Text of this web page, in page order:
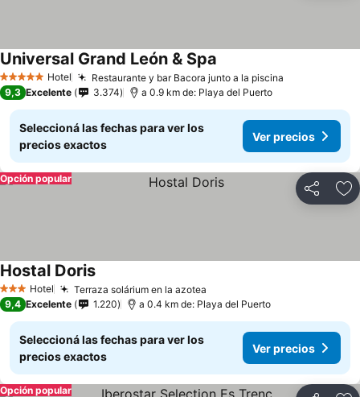
5 Estrellas Hotel Restaurante y bar Bacora junto a la piscina
Universal Grand León & Spa
9,3 Excelente 3.374 a 0.9 km de: Playa del Puerto
Seleccioná las fechas para ver los
precios exactos
Ver precios
Compartir
Opción popular
3 Estrellas
Hotel Terraza solárium en la azotea
Hostal Doris
9,4 Excelente 1.220 a 0.4 km de: Playa del Puerto
Seleccioná las fechas para ver los
precios exactos
Ver precios
Opción popular